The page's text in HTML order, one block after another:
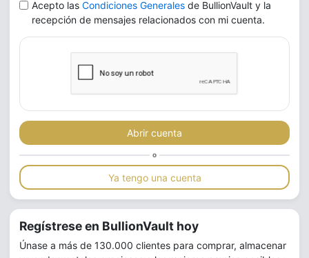
Regístrese en BullionVault hoy
Únase a más de 130.000 clientes para comprar, almacenar
Acepto las Condiciones Generalesde BullionVault y la
recepción de mensajes relacionados con mi cuenta.
Abrir cuenta
o
Ya tengo una cuenta